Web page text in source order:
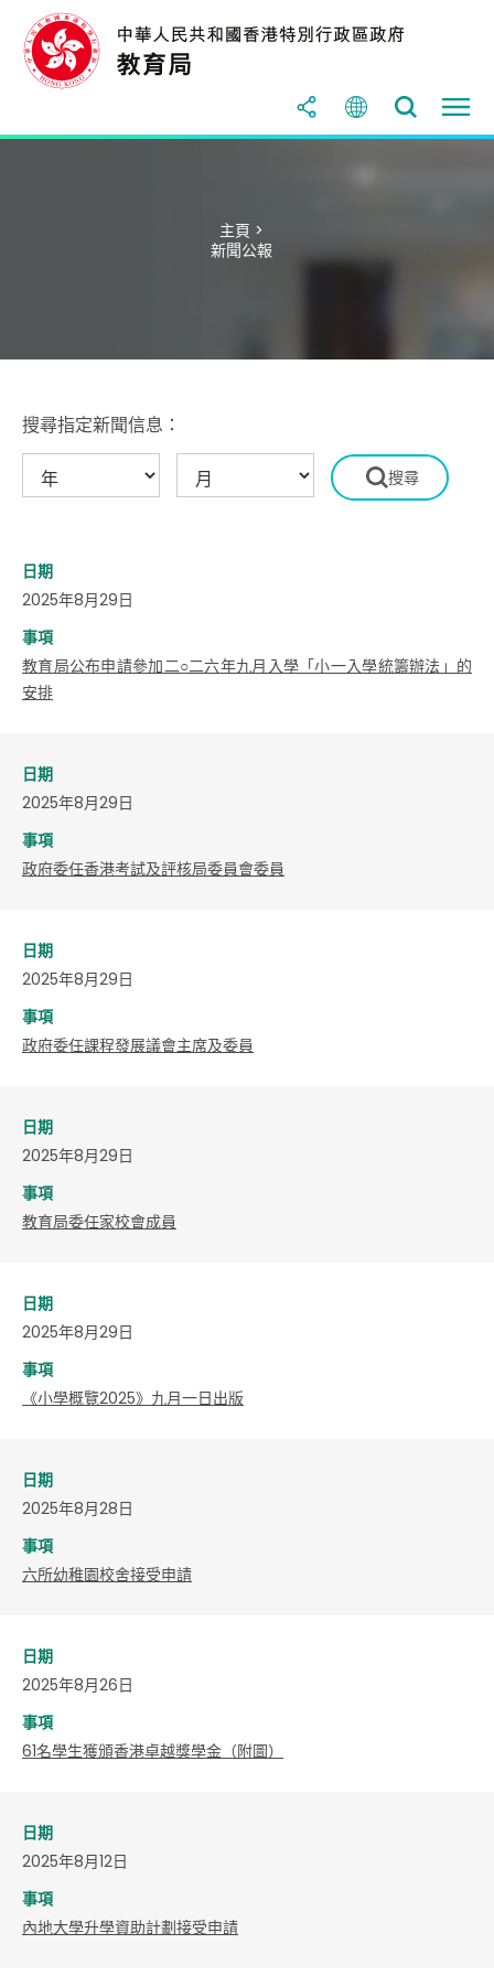
主頁 >
新聞公報
搜尋指定新聞信息：
日期
2025年8月29日
事項
教育局公布申請參加二○二六年九月入學「小一入學統籌辦法」的
安排
日期
2025年8月29日
事項
政府委任香港考試及評核局委員會委員
日期
2025年8月29日
事項
政府委任課程發展議會主席及委員
日期
2025年8月29日
事項
教育局委任家校會成員
日期
2025年8月29日
事項
《小學概覽2025》九月一日出版
日期
2025年8月28日
事項
六所幼稚園校舍接受申請
日期
2025年8月26日
事項
​61名學生獲頒香港卓越獎學金（附圖）
日期
2025年8月12日
事項
​內地大學升學資助計劃接受申請